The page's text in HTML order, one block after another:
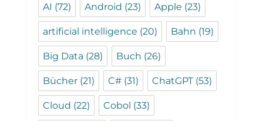
AI (72) Android (23) Apple (23)
artificial intelligence (20) Bahn (19)
Big Data (28) Buch (26)
Bücher (21) C# (31) ChatGPT(53)
Cloud (22) Cobol (33)